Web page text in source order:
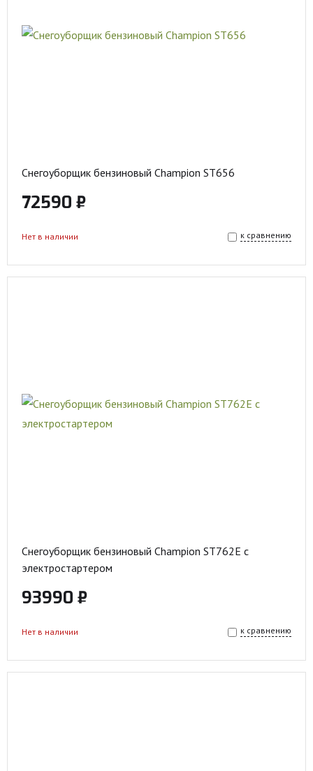
Снегоуборщик бензиновый Champion ST656
72590 ₽
к сравнению
Нет в наличии
Снегоуборщик бензиновый Champion ST762E с
электростартером
93990 ₽
к сравнению
Нет в наличии